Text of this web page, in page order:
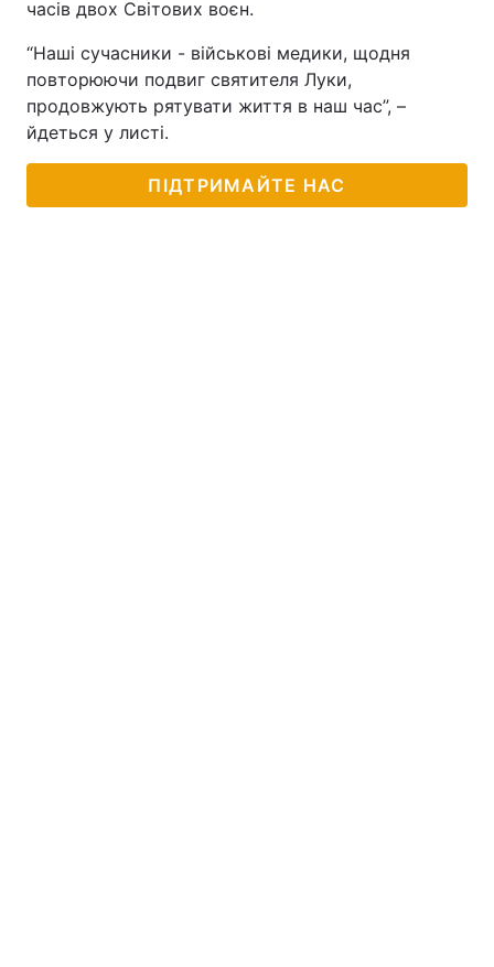
Тема оформлення
часів двох Світових воєн.
“Наші сучасники - військові медики, щодня
повторюючи подвиг святителя Луки,
продовжують рятувати життя в наш час”, –
йдеться у листі.
ПІДТРИМАЙТЕ НАС